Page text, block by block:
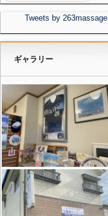
Tweets by 263massage
ギャラリー